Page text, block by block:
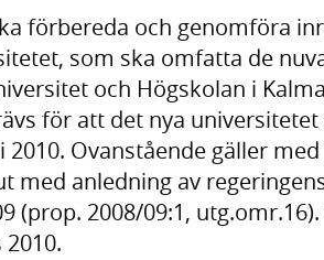
förbereda och genomföra
som ska omfatta de
och Högskolan i
för att det nya
Ovanstående gäller
med anledning av
(prop. 2008/09:1,